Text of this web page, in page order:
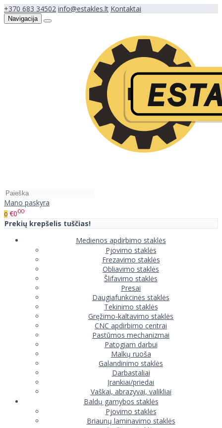
+370 683 34502 info@estakles.lt Kontaktai
Navigacija
Mano paskyra
0 €000
Prekių krepšelis tuščias!
Medienos apdirbimo staklės
Pjovimo staklės
Frezavimo staklės
Obliavimo staklės
Šlifavimo staklės
Presai
Daugiafunkcinės staklės
Tekinimo staklės
Gręžimo-kaltavimo staklės
CNC apdirbimo centrai
Pastūmos mechanizmai
Patogiam darbui
Malkų ruoša
Galandinimo staklės
Darbastaliai
Įrankiai/priedai
Vaškai, abrazyvai, valikliai
Baldų gamybos staklės
Pjovimo staklės
Briaunų laminavimo staklės